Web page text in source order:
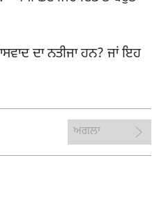
ਦਾ ਨਤੀਜਾ ਹਨ? ਜਾਂ ਇਹ
ਅਗਲਾ